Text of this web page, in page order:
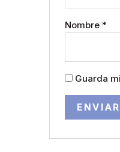
Nombre*
Guarda